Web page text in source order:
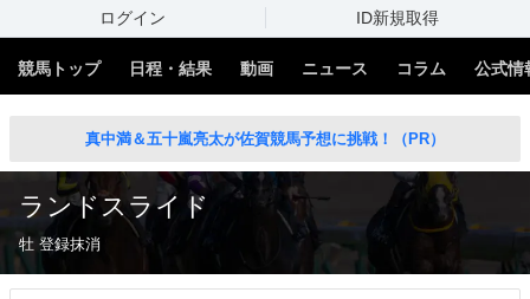
ログイン ID新規取得
競馬トップ 日程・結果 動画 ニュース コラム 公式情
真中満＆五十嵐亮太が佐賀競馬予想に挑戦！（PR）
ランドスライド
牡 登録抹消